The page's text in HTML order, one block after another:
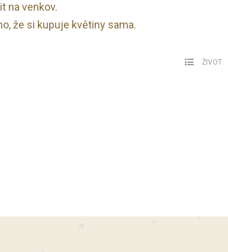
na venkov.
že si kupuje květiny sama.
ŽIVOT